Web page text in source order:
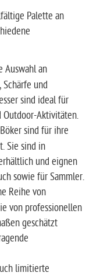
Palette an
Auswahl an
und
sind ideal für
Outdoor-Aktivitäten.
sind für ihre
Sie sind in
und eignen
sowie für Sammler.
Reihe von
von professionellen
geschätzt
limitierte